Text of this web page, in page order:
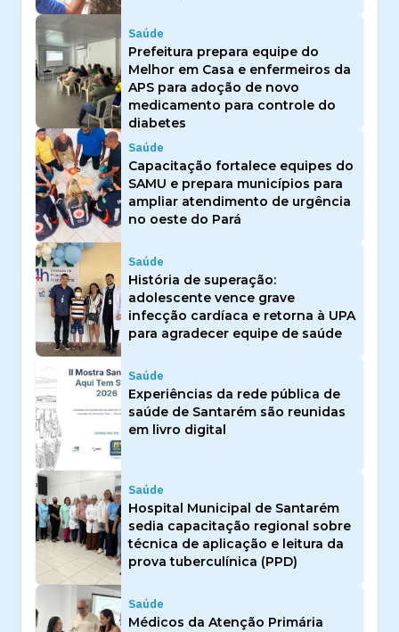
Saúde
Prefeitura prepara equipe do
Melhor em Casa e enfermeiros da
APS para adoção de novo
medicamento para controle do
diabetes
Saúde
Capacitação fortalece equipes do
SAMU e prepara municípios para
ampliar atendimento de urgência
no oeste do Pará
Saúde
História de superação:
adolescente vence grave
infecção cardíaca e retorna à UPA
para agradecer equipe de saúde
Saúde
Experiências da rede pública de
saúde de Santarém são reunidas
em livro digital
Saúde
Hospital Municipal de Santarém
sedia capacitação regional sobre
técnica de aplicação e leitura da
prova tuberculínica (PPD)
Saúde
Médicos da Atenção Primária